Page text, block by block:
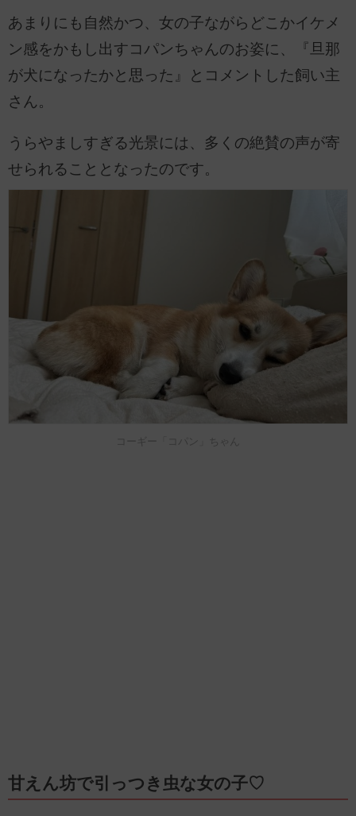
あまりにも自然かつ、女の子ながらどこかイケメ
ン感をかもし出すコパンちゃんのお姿に、『旦那
が犬になったかと思った』とコメントした飼い主
さん。
うらやましすぎる光景には、多くの絶賛の声が寄
せられることとなったのです。
コーギー「コパン」ちゃん
甘えん坊で引っつき虫な女の子♡